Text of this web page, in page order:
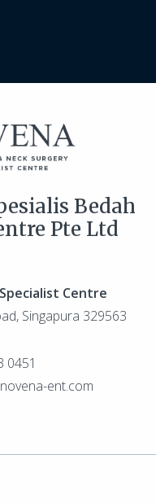
Bedah
Pte Ltd
Centre
Singapura 329563
0451
ent.com